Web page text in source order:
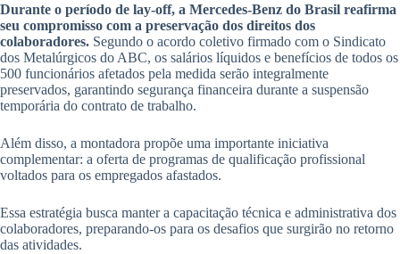
Durante o período de lay-off, a Mercedes-Benz do Brasil reafirma
seu compromisso com a preservação dos direitos dos
colaboradores. Segundo o acordo coletivo firmado com o Sindicato
dos Metalúrgicos do ABC, os salários líquidos e benefícios de todos os
500 funcionários afetados pela medida serão integralmente
preservados, garantindo segurança financeira durante a suspensão
temporária do contrato de trabalho.
Além disso, a montadora propõe uma importante iniciativa
complementar: a oferta de programas de qualificação profissional
voltados para os empregados afastados.
Essa estratégia busca manter a capacitação técnica e administrativa dos
colaboradores, preparando-os para os desafios que surgirão no retorno
das atividades.